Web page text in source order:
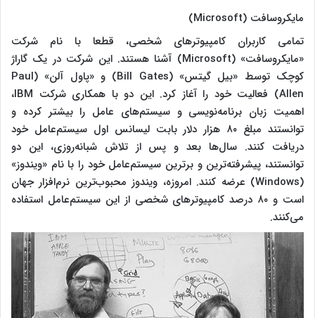
مایکروسافت (Microsoft)
تمامی کاربران کامپیوترهای شخصی، قطعا با نام شرکت
«مایکروسافت» (Microsoft) آشنا هستند. این شرکت در یک گاراژ
کوچک توسط «بیل گیتس» (Bill Gates) و «پاول آلن» (Paul
Allen) فعالیت خود را آغاز کرد. این دو با همکاری شرکت IBM،
اهمیت زبان برنامه‌نویسی و سیستم‌های عامل را بیشتر کرده و
توانستند مبلغ ۸۰ هزار دلار بابت لیسانس اول سیستم‌عامل خود
دریافت کنند. سال‌ها بعد و پس از تلاش شبانه‌روزی، این دو
توانستند، پیشرفته‌ترین و برترین سیستم‌عامل خود را با نام «ویندوز»
(Windows) عرضه کنند. امروزه، ویندوز محبوب‌ترین نرم‌افزار جهان
است و ۸۰ درصد کامپیوترهای شخصی از این سیستم‌عامل استفاده
می‌کنند.